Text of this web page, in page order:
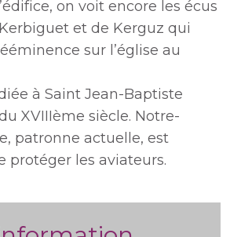
on voit encore les écus
et de Kerguz qui
sur l’église au
à Saint Jean-Baptiste
XVIIIème siècle. Notre-
patronne actuelle, est
protéger les aviateurs.